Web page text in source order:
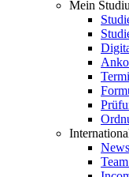
Mein